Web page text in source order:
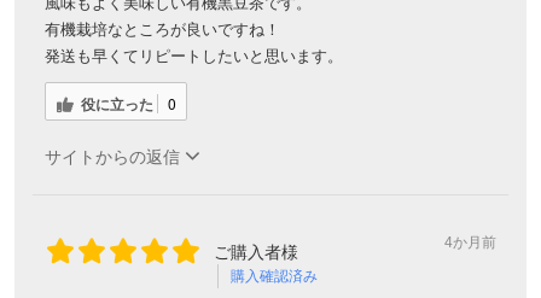
有機栽培なところが良いですね！
発送も早くてリピートしたいと思います。
役に立った 0
サイトからの返信
ご購入者様
購入確認済み
4か月前